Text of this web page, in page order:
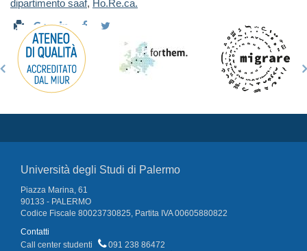
dipartimento saaf, Ho.Re.ca.
Università degli Studi di Palermo
Piazza Marina, 61
90133 - PALERMO
Codice Fiscale 80023730825, Partita IVA 00605880822
Contatti
Call center studenti
091 238 86472